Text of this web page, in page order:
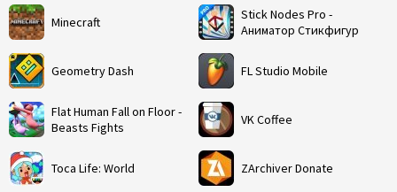
Minecraft
Geometry Dash
Flat Human Fall on Floor -
Beasts Fights
Toca Life: World
Stick Nodes Pro -
Аниматор Стикфигур
FL Studio Mobile
VK Coffee
ZArchiver Donate